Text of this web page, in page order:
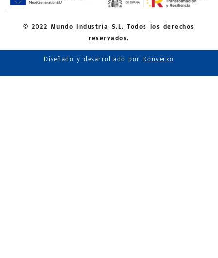
© 2022 Mundo Industria S.L. Todos los derechos
reservados.
Diseñado y desarrollado porKonverxo